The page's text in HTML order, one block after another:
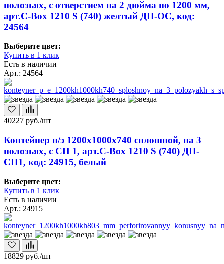
полозьях, с отверстием на 2 дюйма по 1200 мм,
арт.C-Box 1210 S (740) желтый ДП-ОС, код:
24564
Выберите цвет:
Купить в 1 клик
Есть в наличии
Арт.: 24564
40227 руб./шт
Контейнер п/э 1200х1000х740 сплошной, на 3
полозьях, с СП 1, арт.C-Box 1210 S (740) ДП-
СП1, код: 24915, белый
Выберите цвет:
Купить в 1 клик
Есть в наличии
Арт.: 24915
18829 руб./шт